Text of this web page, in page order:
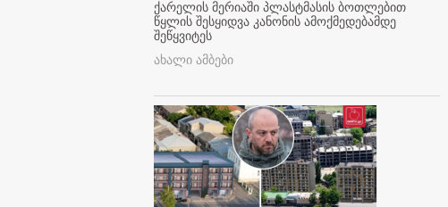
ქარელის მერიაში პლასტმასის ბოთლებით
წყლის შესყიდვა კანონის ამოქმედებამდე
შეწყვიტეს
ახალი ამბები